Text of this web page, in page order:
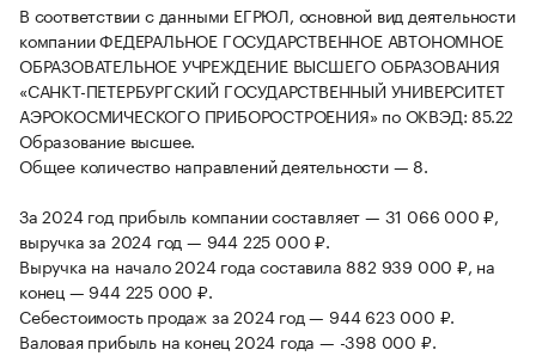
В соответствии с данными ЕГРЮЛ, основной вид деятельности
компании ФЕДЕРАЛЬНОЕ ГОСУДАРСТВЕННОЕ АВТОНОМНОЕ
ОБРАЗОВАТЕЛЬНОЕ УЧРЕЖДЕНИЕ ВЫСШЕГО ОБРАЗОВАНИЯ
«САНКТ-ПЕТЕРБУРГСКИЙ ГОСУДАРСТВЕННЫЙ УНИВЕРСИТЕТ
АЭРОКОСМИЧЕСКОГО ПРИБОРОСТРОЕНИЯ» по ОКВЭД: 85.22
Образование высшее.
Общее количество направлений деятельности — 8.
За 2024 год прибыль компании составляет — 31 066 000 ₽,
выручка за 2024 год — 944 225 000 ₽.
Выручка на начало 2024 года составила 882 939 000 ₽, на
конец — 944 225 000 ₽.
Себестоимость продаж за 2024 год — 944 623 000 ₽.
Валовая прибыль на конец 2024 года — -398 000 ₽.